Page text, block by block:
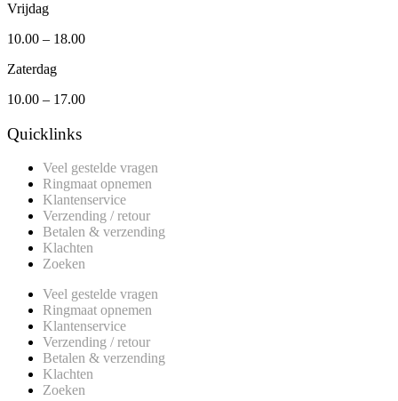
Vrijdag
10.00 – 18.00
Zaterdag
10.00 – 17.00
Quicklinks
Veel gestelde vragen
Ringmaat opnemen
Klantenservice
Verzending / retour
Betalen & verzending
Klachten
Zoeken
Veel gestelde vragen
Ringmaat opnemen
Klantenservice
Verzending / retour
Betalen & verzending
Klachten
Zoeken